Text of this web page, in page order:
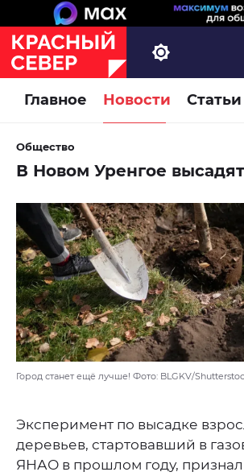
Главное Новости Статьи
Общество
В Новом Уренгое
Город станет ещё лучше! Фото: BLGKV/
Эксперимент по высадке
деревьев, стартовавший в
ЯНАО в прошлом году,